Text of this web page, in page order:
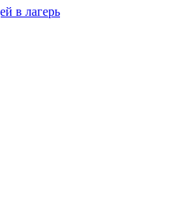
в лагерь